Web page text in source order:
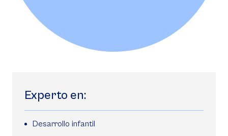
Experto en:
Desarrollo infantil